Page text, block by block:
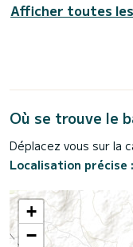
Afficher toutes
Où se trouve le
Déplacez vous sur la
Localisation précise :
+
−